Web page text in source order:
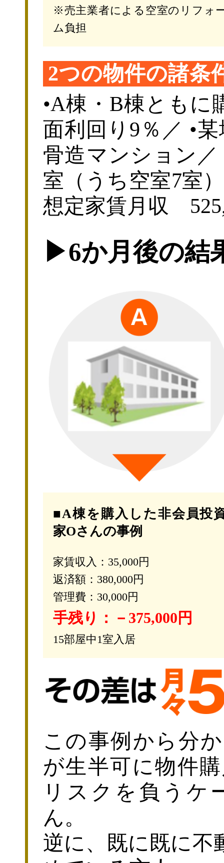
※売主業者による空室のリフォ
ム負担
2つの物件の諸条
•A棟・B棟ともに
面利回り9％／ •
骨造マンション／
室（うち空室7室
想定家賃月収
▶︎6か月後の結
■A棟を購入した非会員投
家Oさんの事例
家賃収入：35,000円
返済額：380,000円
管理費：30,000円
手残り：－375,000円
15部屋中1室入居
この事例から分
が生半可に物件
リスクを負うケ
ん。
逆に、既に既に不